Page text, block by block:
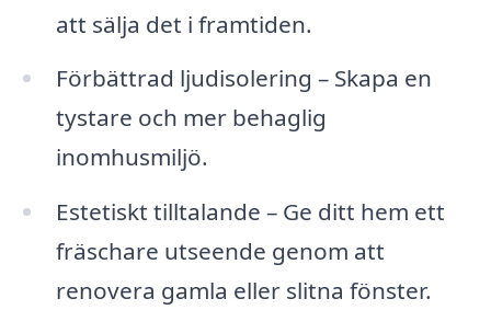
att sälja det i framtiden.
Förbättrad ljudisolering – Skapa en
tystare och mer behaglig
inomhusmiljö.
Estetiskt tilltalande – Ge ditt hem ett
fräschare utseende genom att
renovera gamla eller slitna fönster.